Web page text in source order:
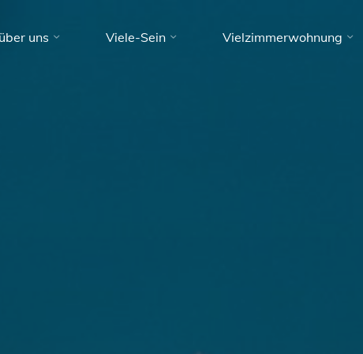
über uns Viele-Sein Vielzimmerwohnung